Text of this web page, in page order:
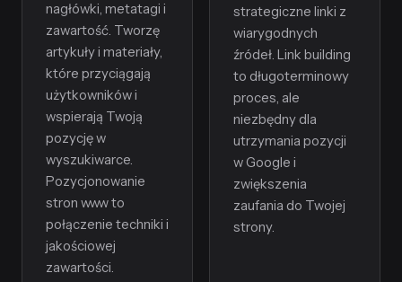
nagłówki, metatagi i
zawartość. Tworzę
artykuły i materiały,
które przyciągają
użytkowników i
wspierają Twoją
pozycję w
wyszukiwarce.
Pozycjonowanie
stron www to
połączenie techniki i
jakościowej
zawartości.
strategiczne linki z
wiarygodnych
źródeł. Link building
to długoterminowy
proces, ale
niezbędny dla
utrzymania pozycji
w Google i
zwiększenia
zaufania do Twojej
strony.